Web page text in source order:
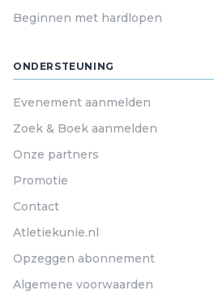
Beginnen met hardlopen
ONDERSTEUNING
Evenement aanmelden
Zoek & Boek aanmelden
Onze partners
Promotie
Contact
Atletiekunie.nl
Opzeggen abonnement
Algemene voorwaarden